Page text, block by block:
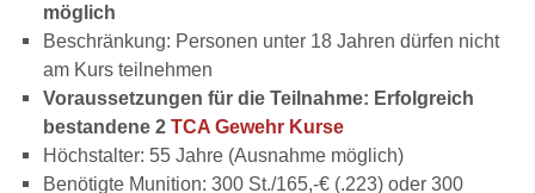
möglich
Beschränkung: Personen unter 18 Jahren dürfen nicht
am Kurs teilnehmen
Voraussetzungen für die Teilnahme: Erfolgreich
bestandene 2 TCA Gewehr Kurse
Höchstalter: 55 Jahre (Ausnahme möglich)
Benötigte Munition: 300 St./165,-€ (.223) oder 300